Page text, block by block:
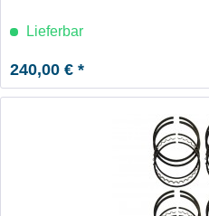
Lieferbar
240,00 € *